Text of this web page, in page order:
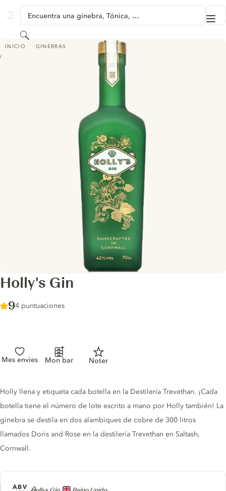
GINVENTORY
Encuentra una ginebra, Tónica, …
Buscar
INICIO GINEBRAS
HOLLY'S GIN
Holly's Gin
Score :
9/ 10
4 puntuaciones
Mes envies Mon bar Noter
Producer
ABV
Gin description
Holly llena y etiqueta cada botella en la Destilería Trevethan. ¡Cada
botella tiene el número de lote escrito a mano por Holly también! La
ginebra se destila en dos alambiques de cobre de 300 litros
llamados Doris and Rose en la destilería Trevethan en Saltash,
Cornwall.